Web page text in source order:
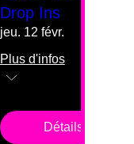
Drop Ins
jeu. 12 févr.
Plus d'infos
Détails